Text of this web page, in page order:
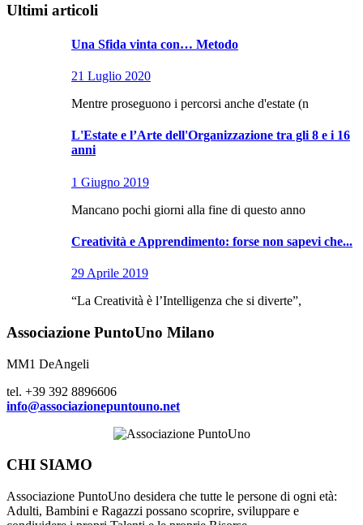
Ultimi articoli
Una Sfida vinta con… Metodo
21 Luglio 2020
Mentre proseguono i percorsi anche d'estate (n
L'Estate e l’Arte dell'Organizzazione tra gli 8 e i 16
anni
1 Giugno 2019
Mancano pochi giorni alla fine di questo anno
Creatività e Apprendimento: forse non sapevi che...
29 Aprile 2019
“La Creatività è l’Intelligenza che si diverte”,
Associazione PuntoUno Milano
MM1 DeAngeli
tel. +39 392 8896606
info@associazionepuntouno.net
CHI SIAMO
Associazione PuntoUno desidera che tutte le persone di ogni età:
Adulti, Bambini e Ragazzi possano scoprire, sviluppare e